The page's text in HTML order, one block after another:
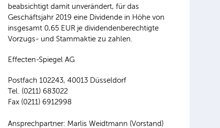
beabsichtigt damit unverändert, für das
Geschäftsjahr 2019 eine Dividende in Höhe von
insgesamt 0,65 EUR je dividendenberechtigte
Vorzugs- und Stammaktie zu zahlen.
Effecten-Spiegel AG
Postfach 102243, 40013 Düsseldorf
Tel. (0211) 683022
Fax (0211) 6912998
Ansprechpartner: Marlis Weidtmann (Vorstand)